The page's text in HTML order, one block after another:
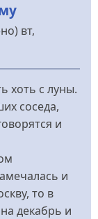
вт,
хоть с луны.
соседа,
и
и
то в
декабрь и